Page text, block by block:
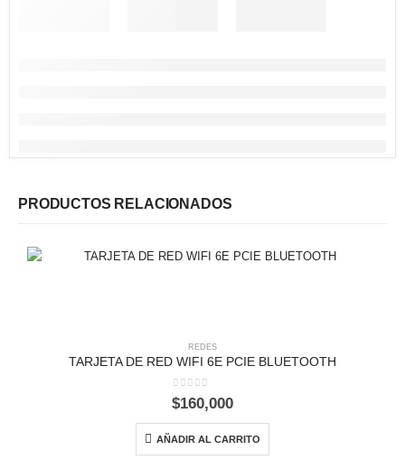
PRODUCTOS RELACIONADOS
REDES
TARJETA DE RED WIFI 6E PCIE BLUETOOTH
0out of 5
$160,000
AÑADIR AL CARRITO